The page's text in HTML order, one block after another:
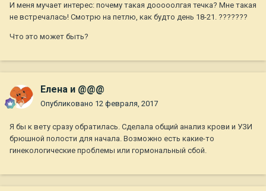
И меня мучает интерес: почему такая дооооолгая течка? Мне такая
не встречалась! Смотрю на петлю, как будто день 18-21. ???????
Что это может быть?
Елена и @@@
Опубликовано 12 февраля, 2017
Я бы к вету сразу обратилась. Сделала общий анализ крови и УЗИ
брюшной полости для начала. Возможно есть какие-то
гинекологические проблемы или гормональный сбой.